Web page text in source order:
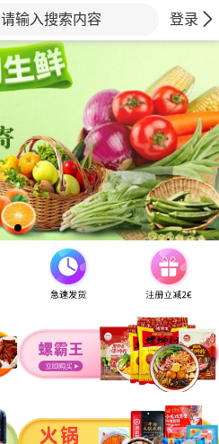
请输入搜索内容 登录